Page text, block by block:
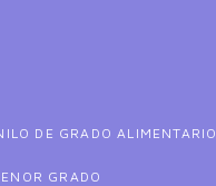
DE GRADO ALIMENTARIO
GRADO